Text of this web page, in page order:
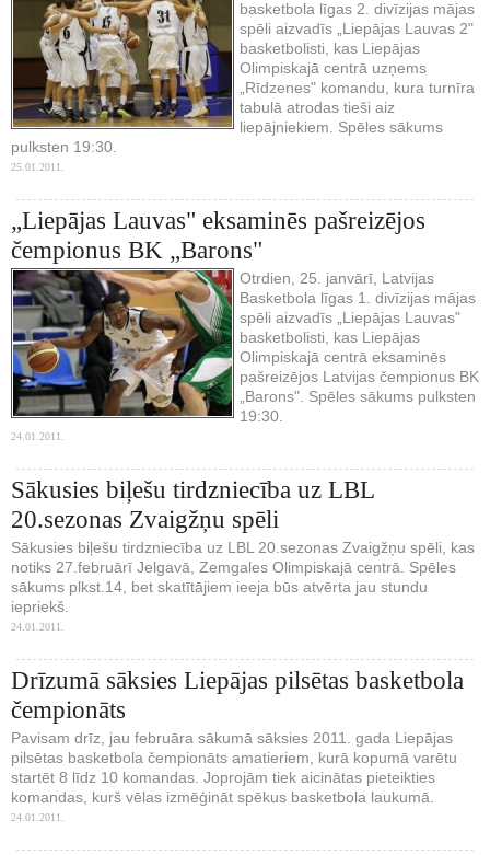
basketbola līgas 2. divīzijas mājas
spēli aizvadīs „Liepājas Lauvas 2"
basketbolisti, kas Liepājas
Olimpiskajā centrā uzņems
„Rīdzenes" komandu, kura turnīra
tabulā atrodas tieši aiz
liepājniekiem. Spēles sākums
pulksten 19:30.
25.01.2011.
„Liepājas Lauvas" eksaminēs pašreizējos
čempionus BK „Barons"
Otrdien, 25. janvārī, Latvijas
Basketbola līgas 1. divīzijas mājas
spēli aizvadīs „Liepājas Lauvas"
basketbolisti, kas Liepājas
Olimpiskajā centrā eksaminēs
pašreizējos Latvijas čempionus BK
„Barons". Spēles sākums pulksten
19:30.
24.01.2011.
Sākusies biļešu tirdzniecība uz LBL
20.sezonas Zvaigžņu spēli
Sākusies biļešu tirdzniecība uz LBL 20.sezonas Zvaigžņu spēli, kas
notiks 27.februārī Jelgavā, Zemgales Olimpiskajā centrā. Spēles
sākums plkst.14, bet skatītājiem ieeja būs atvērta jau stundu
iepriekš.
24.01.2011.
Drīzumā sāksies Liepājas pilsētas basketbola
čempionāts
Pavisam drīz, jau februāra sākumā sāksies 2011. gada Liepājas
pilsētas basketbola čempionāts amatieriem, kurā kopumā varētu
startēt 8 līdz 10 komandas. Joprojām tiek aicinātas pieteikties
komandas, kurš vēlas izmēģināt spēkus basketbola laukumā.
24.01.2011.